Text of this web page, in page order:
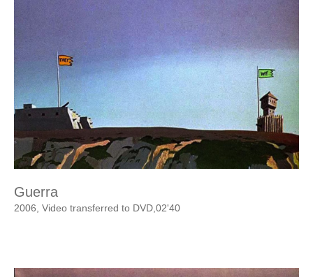
Guerra
2006, Video transferred to DVD,02'40